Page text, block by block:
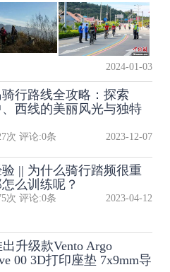
2024-01-03
行路线全攻略：探索
西线的美丽风光与独特
次 评论:0条 2023-12-07
|| 为什么骑行踏频很重
么训练呢？
次 评论:0条 2023-04-12
升级款Vento Argo
00 3D打印座垫 7x9mm导